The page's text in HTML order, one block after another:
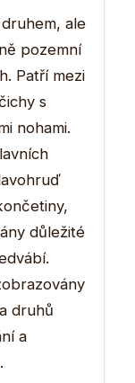
ale
pozemní
Patří mezi
s
nohami.
důležité
druhů
a